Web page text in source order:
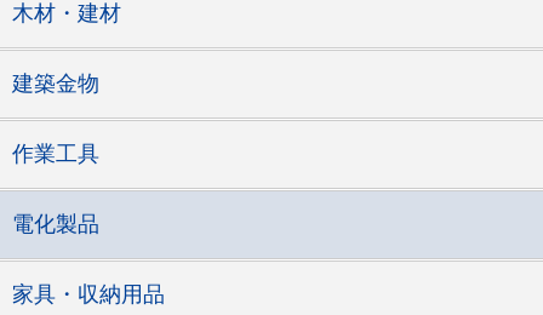
木材・建材
建築金物
作業工具
電化製品
家具・収納用品